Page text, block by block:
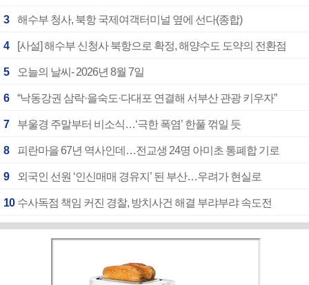
3 해수부 청사, 북항 국제여객터미널 옆에 선다(종합)
4 [사설] 해수부 신청사 북항으로 확정, 해양수도 도약의 전환점
5 오늘의 날씨- 2026년 8월 7일
6 “낙동강권 삼락·을숙도·다대포 연결해 서부산 관광 키우자”
7 부울경 주말부터 비소식…‘극한 폭염’ 한풀 꺾일 듯
8 피란마을 67년 역사인데…전교생 24명 아미초 통폐합 기로
9 외국인 선원 ‘인신매매 경유지’ 된 부산…우려가 현실로
10 수사독점 책임 커진 경찰, 방치사건 해결 부랴부랴 속도전